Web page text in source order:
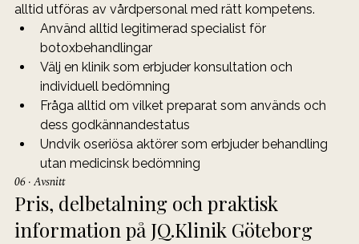
alltid utföras av vårdpersonal med rätt kompetens.
Använd alltid legitimerad specialist för
botoxbehandlingar
Välj en klinik som erbjuder konsultation och
individuell bedömning
Fråga alltid om vilket preparat som används och
dess godkännandestatus
Undvik oseriösa aktörer som erbjuder behandling
utan medicinsk bedömning
06 · Avsnitt
Pris, delbetalning och praktisk
information på JQ.Klinik Göteborg